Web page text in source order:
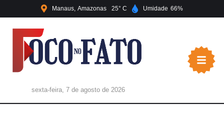
Manaus Amazonas 25 Umidade 66
sexta-feira, 7 de agosto de 2026